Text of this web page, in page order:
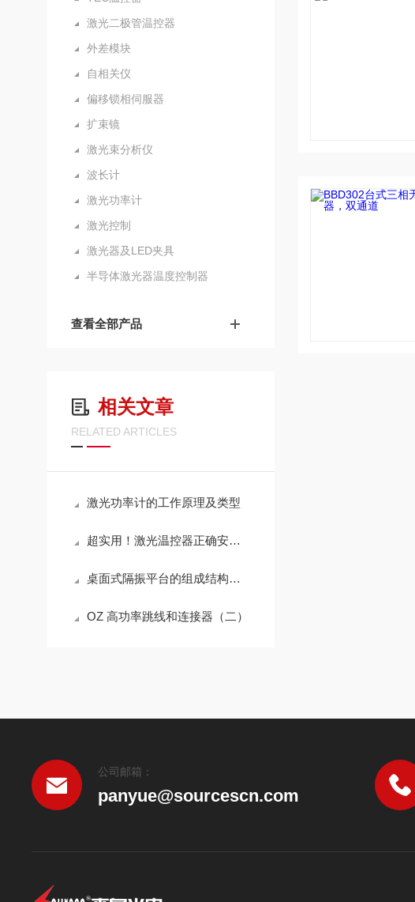
激光二极管温控器
外差模块
自相关仪
偏移锁相伺服器
扩束镜
激光束分析仪
波长计
激光功率计
激光控制
激光器及LED夹具
半导体激光器温度控制器
查看全部产品
相关文章
RELATED ARTICLES
激光功率计的工作原理及类型
超实用！激光温控器正确安装方法全攻略
桌面式隔振平台的组成结构分析
OZ 高功率跳线和连接器（二）
公司邮箱：
panyue@sourcescn.com